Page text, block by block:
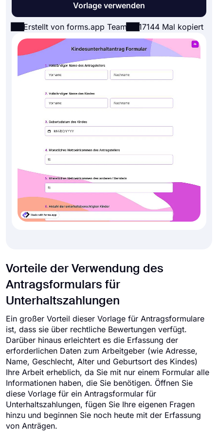
Vorlage verwenden
Erstellt von forms.app Team 17144 Mal kopiert
Vorteile der Verwendung des
Antragsformulars für
Unterhaltszahlungen
Ein großer Vorteil dieser Vorlage für Antragsformulare
ist, dass sie über rechtliche Bewertungen verfügt.
Darüber hinaus erleichtert es die Erfassung der
erforderlichen Daten zum Arbeitgeber (wie Adresse,
Name, Geschlecht, Alter und Geburtsort des Kindes)
Ihre Arbeit erheblich, da Sie mit nur einem Formular alle
Informationen haben, die Sie benötigen. Öffnen Sie
diese Vorlage für ein Antragsformular für
Unterhaltszahlungen, fügen Sie Ihre eigenen Fragen
hinzu und beginnen Sie noch heute mit der Erfassung
von Anträgen.